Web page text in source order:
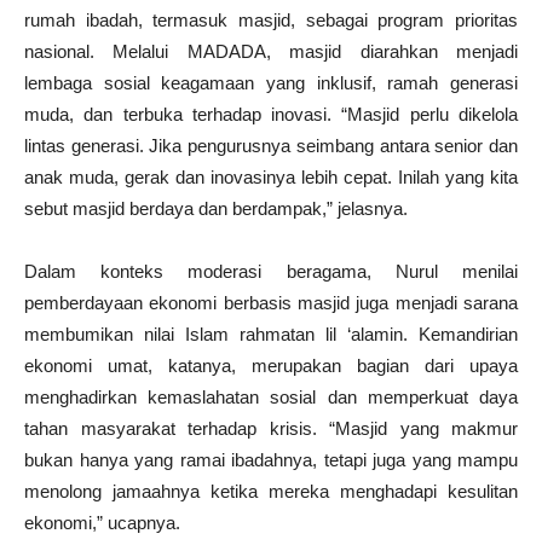
rumah ibadah, termasuk masjid, sebagai program prioritas
nasional. Melalui MADADA, masjid diarahkan menjadi
lembaga sosial keagamaan yang inklusif, ramah generasi
muda, dan terbuka terhadap inovasi. “Masjid perlu dikelola
lintas generasi. Jika pengurusnya seimbang antara senior dan
anak muda, gerak dan inovasinya lebih cepat. Inilah yang kita
sebut masjid berdaya dan berdampak,” jelasnya.
Dalam konteks moderasi beragama, Nurul menilai
pemberdayaan ekonomi berbasis masjid juga menjadi sarana
membumikan nilai Islam rahmatan lil ‘alamin. Kemandirian
ekonomi umat, katanya, merupakan bagian dari upaya
menghadirkan kemaslahatan sosial dan memperkuat daya
tahan masyarakat terhadap krisis. “Masjid yang makmur
bukan hanya yang ramai ibadahnya, tetapi juga yang mampu
menolong jamaahnya ketika mereka menghadapi kesulitan
ekonomi,” ucapnya.